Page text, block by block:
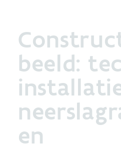
beeld:
en